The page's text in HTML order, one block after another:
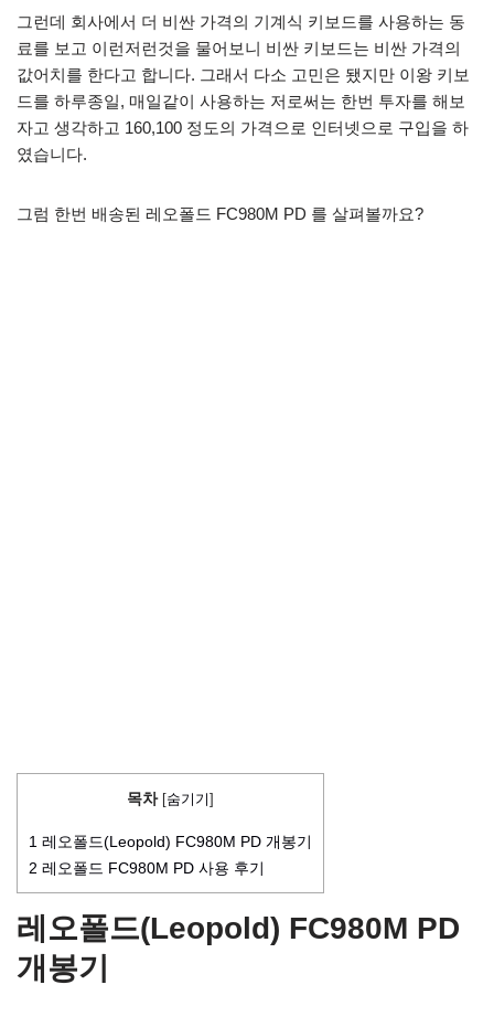
그런데 회사에서 더 비싼 가격의 기계식 키보드를 사용하는 동
료를 보고 이런저런것을 물어보니 비싼 키보드는 비싼 가격의
값어치를 한다고 합니다. 그래서 다소 고민은 됐지만 이왕 키보
드를 하루종일, 매일같이 사용하는 저로써는 한번 투자를 해보
자고 생각하고 160,100 정도의 가격으로 인터넷으로 구입을 하
였습니다.
그럼 한번 배송된 레오폴드 FC980M PD 를 살펴볼까요?
목차 [숨기기]
1 레오폴드(Leopold) FC980M PD 개봉기
2 레오폴드 FC980M PD 사용 후기
레오폴드(Leopold) FC980M PD
개봉기